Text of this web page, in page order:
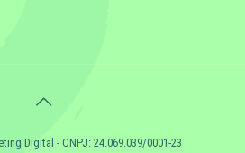
Digital - CNPJ: 24.069.039/0001-23